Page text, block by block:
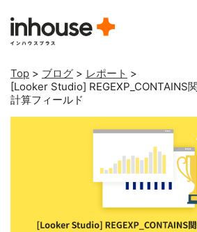
Top > ブログ > レポート >
[Looker Studio] REGEXP_CONTAINS
計算フィールド